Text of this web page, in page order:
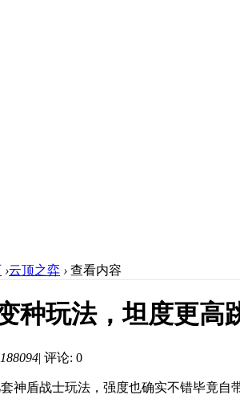
›云顶之弈 › 查看内容
种玩法，坦度更高
188094| 评论: 0
神盾战士玩法，强度也确实不错毕竟自